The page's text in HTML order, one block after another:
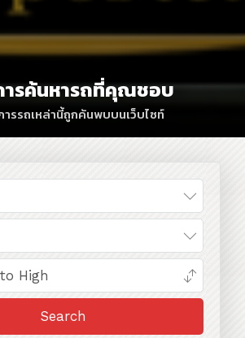
รค้นหารถที่คุณชอบ
ารรถเหล่านี้ถูกค้นพบบนเว็บไซท์